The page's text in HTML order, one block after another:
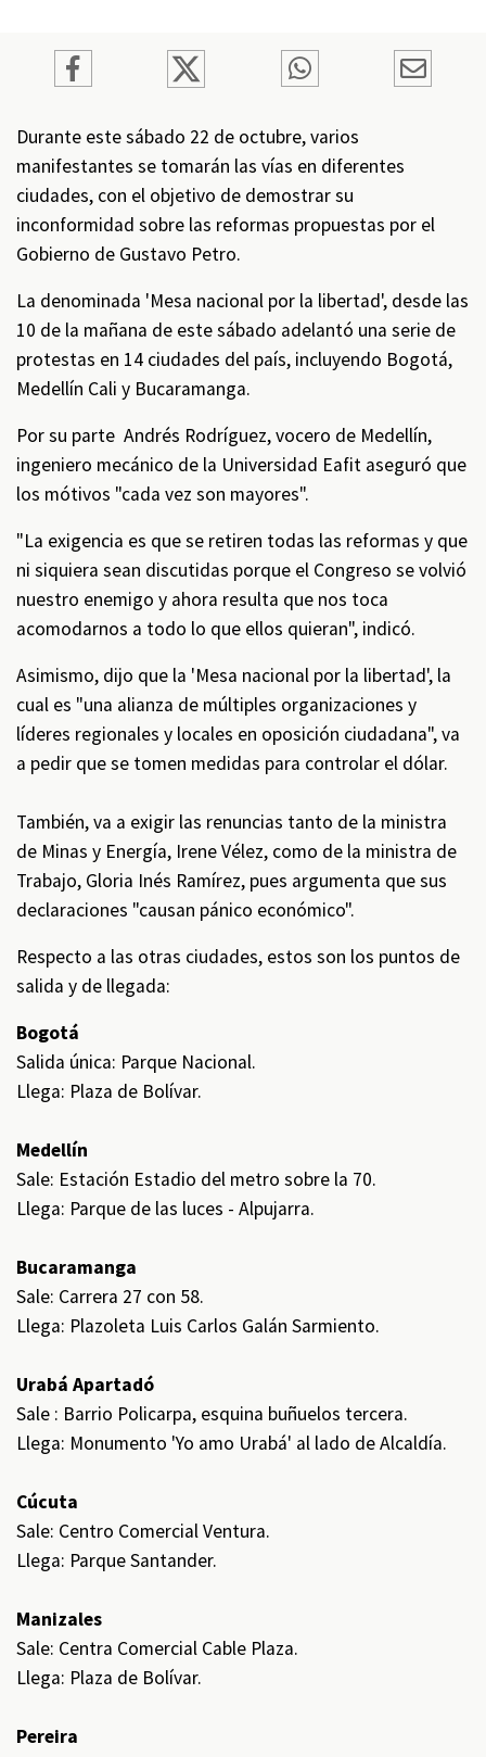
Durante este sábado 22 de octubre, varios
manifestantes se tomarán las vías en diferentes
ciudades, con el objetivo de demostrar su
inconformidad sobre las reformas propuestas por el
Gobierno de Gustavo Petro.
La denominada 'Mesa nacional por la libertad', desde las
10 de la mañana de este sábado adelantó una serie de
protestas en 14 ciudades del país, incluyendo Bogotá,
Medellín Cali y Bucaramanga.
Por su parte Andrés Rodríguez, vocero de Medellín,
ingeniero mecánico de la Universidad Eafit aseguró que
los mótivos "cada vez son mayores".
"La exigencia es que se retiren todas las reformas y que
ni siquiera sean discutidas porque el Congreso se volvió
nuestro enemigo y ahora resulta que nos toca
acomodarnos a todo lo que ellos quieran", indicó.
Asimismo, dijo que la 'Mesa nacional por la libertad', la
cual es "una alianza de múltiples organizaciones y
líderes regionales y locales en oposición ciudadana", va
a pedir que se tomen medidas para controlar el dólar.
También, va a exigir las renuncias tanto de la ministra
de Minas y Energía, Irene Vélez, como de la ministra de
Trabajo, Gloria Inés Ramírez, pues argumenta que sus
declaraciones "causan pánico económico".
Respecto a las otras ciudades, estos son los puntos de
salida y de llegada:
Bogotá
Salida única: Parque Nacional.
Llega: Plaza de Bolívar.
Medellín
Sale: Estación Estadio del metro sobre la 70.
Llega: Parque de las luces - Alpujarra.
Bucaramanga
Sale: Carrera 27 con 58.
Llega: Plazoleta Luis Carlos Galán Sarmiento.
Urabá Apartadó
Sale : Barrio Policarpa, esquina buñuelos tercera.
Llega: Monumento 'Yo amo Urabá' al lado de Alcaldía.
Cúcuta
Sale: Centro Comercial Ventura.
Llega: Parque Santander.
Manizales
Sale: Centra Comercial Cable Plaza.
Llega: Plaza de Bolívar.
Pereira